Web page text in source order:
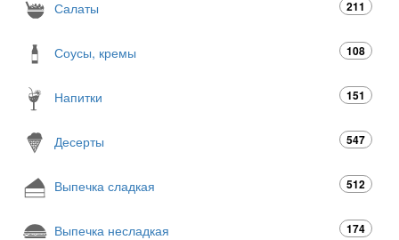
Салаты 211
Соусы, кремы 108
Напитки 151
Десерты 547
Выпечка сладкая 512
Выпечка несладкая 174